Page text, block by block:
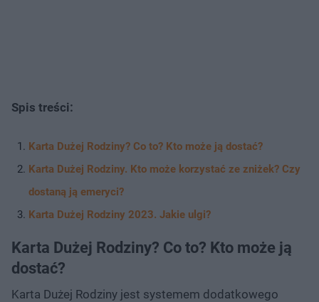
Spis treści:
Karta Dużej Rodziny? Co to? Kto może ją dostać?
Karta Dużej Rodziny. Kto może korzystać ze zniżek? Czy
dostaną ją emeryci?
Karta Dużej Rodziny 2023. Jakie ulgi?
Karta Dużej Rodziny? Co to? Kto może ją
dostać?
Karta Dużej Rodziny jest systemem dodatkowego